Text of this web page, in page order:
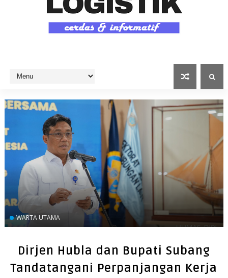
WARTA UTAMA
Dirjen Hubla dan Bupati Subang
Tandatangani Perpanjangan Kerja